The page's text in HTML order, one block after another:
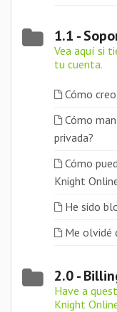
1.1 -
Vea aquí si
tu cuenta.
Cómo
Cómo
privada?
Cómo
Knight
He sido
Me olvidé
2.0 -
Have a
Knight